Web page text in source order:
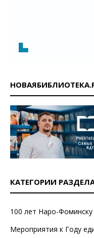
КАТЕГОРИИ
100 лет Наро-Фоминску
Мероприятия к Году